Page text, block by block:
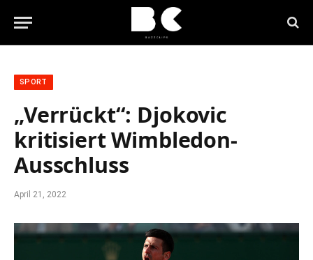
SPORT
„Verrückt“: Djokovic
kritisiert Wimbledon-
Ausschluss
April 21, 2022